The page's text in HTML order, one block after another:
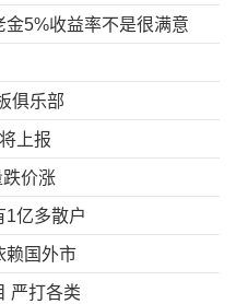
5%收益率不是很满意
俱乐部
上报
价涨
1亿多散户
赖国外市
严打各类